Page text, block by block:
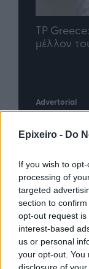
Epixeiro - Do
If you wish to
processing of
targeted
section to
opt-out request
interest-based
us or personal
your opt-out. You
TP
μέλλον
Advertorial